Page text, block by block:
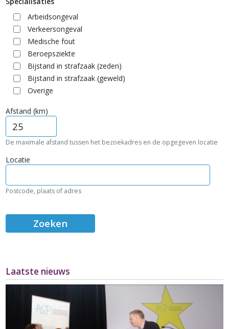
Arbeidsongeval
Verkeersongeval
Medische fout
Beroepsziekte
Bijstand in strafzaak (zeden)
Bijstand in strafzaak (geweld)
Overige
Afstand (km)
De maximale afstand tussen het bezoekadres en de opgegeven locatie
Locatie
Postcode, plaats of adres
Laatste nieuws